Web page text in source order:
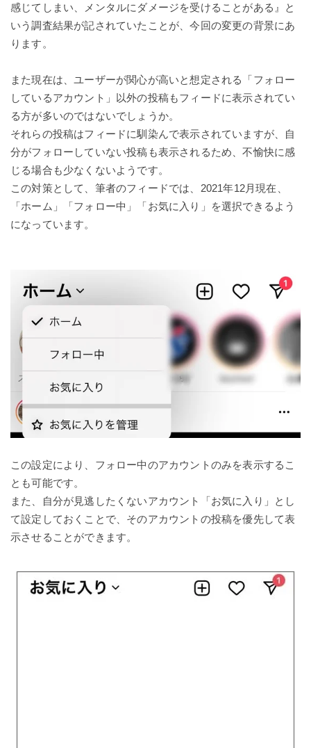
感じてしまい、メンタルにダメージを受けることがある』と
いう調査結果が記されていたことが、今回の変更の背景にあ
ります。
また現在は、ユーザーが関心が高いと想定される「フォロー
しているアカウント」以外の投稿もフィードに表示されてい
る方が多いのではないでしょうか。
それらの投稿はフィードに馴染んで表示されていますが、自
分がフォローしていない投稿も表示されるため、不愉快に感
じる場合も少なくないようです。
この対策として、筆者のフィードでは、2021年12月現在、
「ホーム」「フォロー中」「お気に入り」を選択できるよう
になっています。
この設定により、フォロー中のアカウントのみを表示するこ
とも可能です。
また、自分が見逃したくないアカウント「お気に入り」とし
て設定しておくことで、そのアカウントの投稿を優先して表
示させることができます。